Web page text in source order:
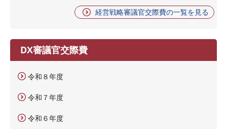
経営戦略審議官交際費の一覧を見る
DX審議官交際費
令和８年度
令和７年度
令和６年度